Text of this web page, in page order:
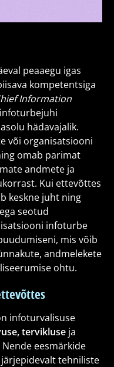
peaaegu igas
kompetentsiga
Information
hädavajalik.
või organisatsiooni
omab parimat
andmete ja
Kui ettevõttes
keskne juht ning
seotud
infoturbe
mis võib
andmelekete
ohtu.
infoturvalisuse
tervikluse ja
eesmärkide
tehniliste